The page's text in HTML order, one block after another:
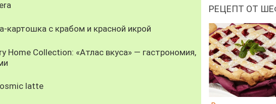
с крабом и красной икрой
Home Collection: «Атлас вкуса» — гастрономия,
latte
РЕЦЕПТ ОТ